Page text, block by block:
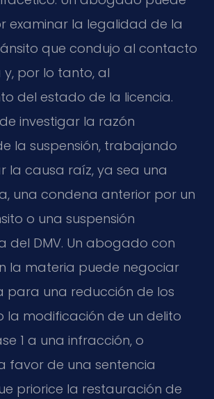
examinar la legalidad de la
que condujo al contacto
por lo tanto, al
del estado de la licencia.
investigar la razón
la suspensión, trabajando
causa raíz, ya sea una
una condena anterior por un
o una suspensión
del DMV. Un abogado con
la materia puede negociar
para una reducción de los
la modificación de un delito
1 a una infracción, o
favor de una sentencia
priorice la restauración de